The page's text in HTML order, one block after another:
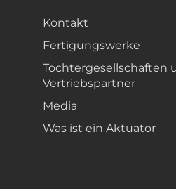
Kontakt
Fertigungswerke
Tochtergesellschaften
Vertriebspartner
Media
Was ist ein Aktuator